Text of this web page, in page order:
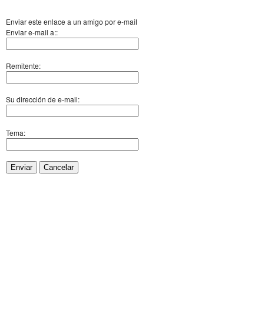
Enviar este enlace a un amigo por e-mail
Enviar e-mail a::
Remitente:
Su dirección de e-mail:
Tema:
Enviar Cancelar